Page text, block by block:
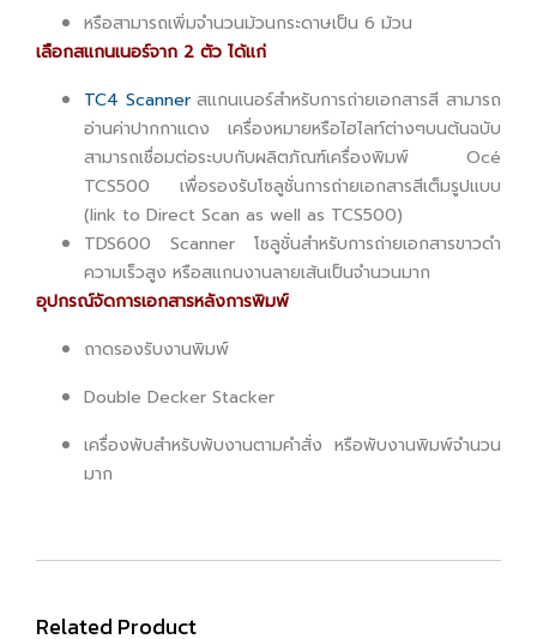
หรือสามารถเพิ่มจำนวนม้วนกระดาษเป็น 6 ม้วน
เลือกสแกนเนอร์จาก 2 ตัว ได้แก่
TC4 Scannerสแกนเนอร์สำหรับการถ่ายเอกสารสี สามารถ
อ่านค่าปากกาแดง เครื่องหมายหรือไฮไลท์ต่างๆบนต้นฉบับ
สามารถเชื่อมต่อระบบกับผลิตภัณฑ์เครื่องพิมพ์ Océ
TCS500 เพื่อรองรับโซลูชั่นการถ่ายเอกสารสีเต็มรูปแบบ
(link to Direct Scan as well as TCS500)
TDS600 Scanner โซลูชั่นสำหรับการถ่ายเอกสารขาวดำ
ความเร็วสูง หรือสแกนงานลายเส้นเป็นจำนวนมาก
อุปกรณ์จัดการเอกสารหลังการพิมพ์
ถาดรองรับงานพิมพ์
Double Decker Stacker
เครื่องพับสำหรับพับงานตามคำสั่ง หรือพับงานพิมพ์จำนวน
มาก
Related Product